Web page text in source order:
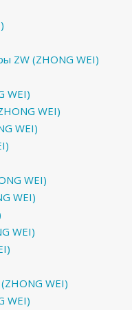
ZW (ZHONG WEI)
WEI)
WEI)
WEI)
WEI)
WEI)
WEI)
WEI)
WEI)